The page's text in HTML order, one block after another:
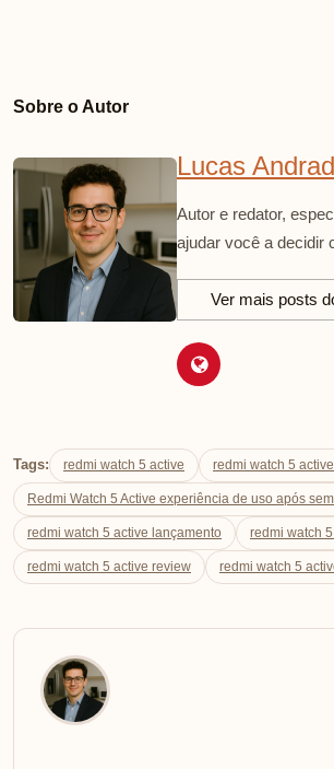
Sobre o Autor
Lucas
Autor e redator,
ajudar você a decidir
Ver mais posts
Tags: redmi watch 5 active redmi watch 5
Redmi Watch 5 Active experiência de uso após
redmi watch 5 active lançamento redmi watch
redmi watch 5 active review redmi watch 5